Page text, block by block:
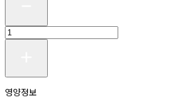
영양정보